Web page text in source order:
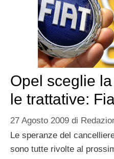
Opel sceglie
le trattative:
27 Agosto 2009 di
Le speranze del
sono tutte rivolte al